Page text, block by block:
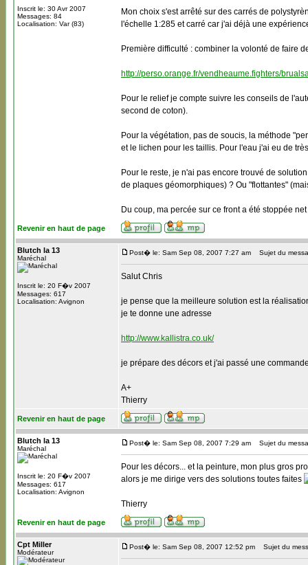
Inscrit le: 30 Avr 2007
Messages: 84
Localisation: Var (83)
Mon choix s'est arrêté sur des carrés de
l'échelle 1:285 et carré car j'ai déjà une
Première difficulté : combiner la volonté de faire
http://perso.orange.fr/vendheaume.fighters/
Pour le relief je compte suivre les conseils de
second de coton).
Pour la végétation, pas de soucis, la méthode
et le lichen pour les taillis. Pour l'eau j'ai eu de
Pour le reste, je n'ai pas encore trouvé de
de plaques géomorphiques) ? Ou "flottantes"
Du coup, ma percée sur ce front a été stoppée net
Revenir en haut de page
Blutch la 13
Maréchal
Inscrit le: 20 F�v 2007
Messages: 617
Localisation: Avignon
Post� le: Sam Sep 08, 2007 7:27 am Sujet du
Salut Chris
je pense que la meilleure solution est la
je te donne une adresse
http://www.kallistra.co.uk/
je prépare des décors et j'ai passé une
A+
Thierry
Revenir en haut de page
Blutch la 13
Maréchal
Inscrit le: 20 F�v 2007
Messages: 617
Localisation: Avignon
Post� le: Sam Sep 08, 2007 7:29 am Sujet du
Pour les décors... et la peinture, mon plus gros
alors je me dirige vers des solutions toutes faites
Thierry
Revenir en haut de page
Cpt Miller
Modérateur
Post� le: Sam Sep 08, 2007 12:52 pm Sujet du